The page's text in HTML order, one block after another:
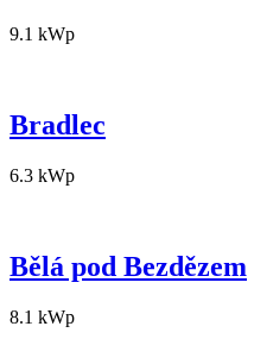
9.1 kWp
Bradlec
6.3 kWp
Bělá pod Bezdězem
8.1 kWp